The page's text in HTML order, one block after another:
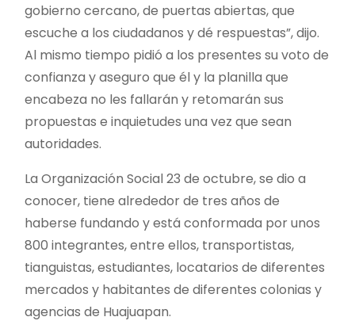
gobierno cercano, de puertas abiertas, que
escuche a los ciudadanos y dé respuestas”, dijo.
Al mismo tiempo pidió a los presentes su voto de
confianza y aseguro que él y la planilla que
encabeza no les fallarán y retomarán sus
propuestas e inquietudes una vez que sean
autoridades.
La Organización Social 23 de octubre, se dio a
conocer, tiene alrededor de tres años de
haberse fundando y está conformada por unos
800 integrantes, entre ellos, transportistas,
tianguistas, estudiantes, locatarios de diferentes
mercados y habitantes de diferentes colonias y
agencias de Huajuapan.